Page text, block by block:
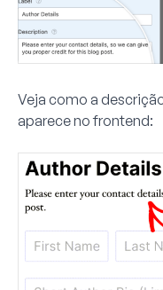
Veja como a
aparece no frontend: